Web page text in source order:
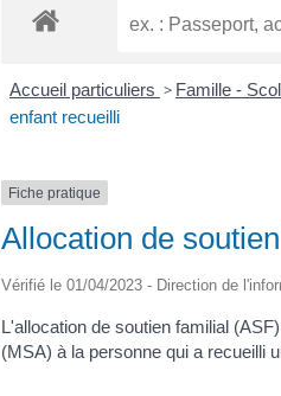
Accueil particuliers > Famille -
enfant recueilli
Fiche pratique
Allocation de
Vérifié le 01/04/2023 - Direction de
L'allocation de soutien familial
(MSA) à la personne qui a recueilli